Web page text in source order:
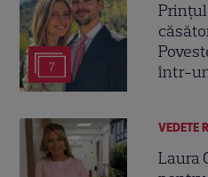
7
Prințul
într-
VEDETE
Laura